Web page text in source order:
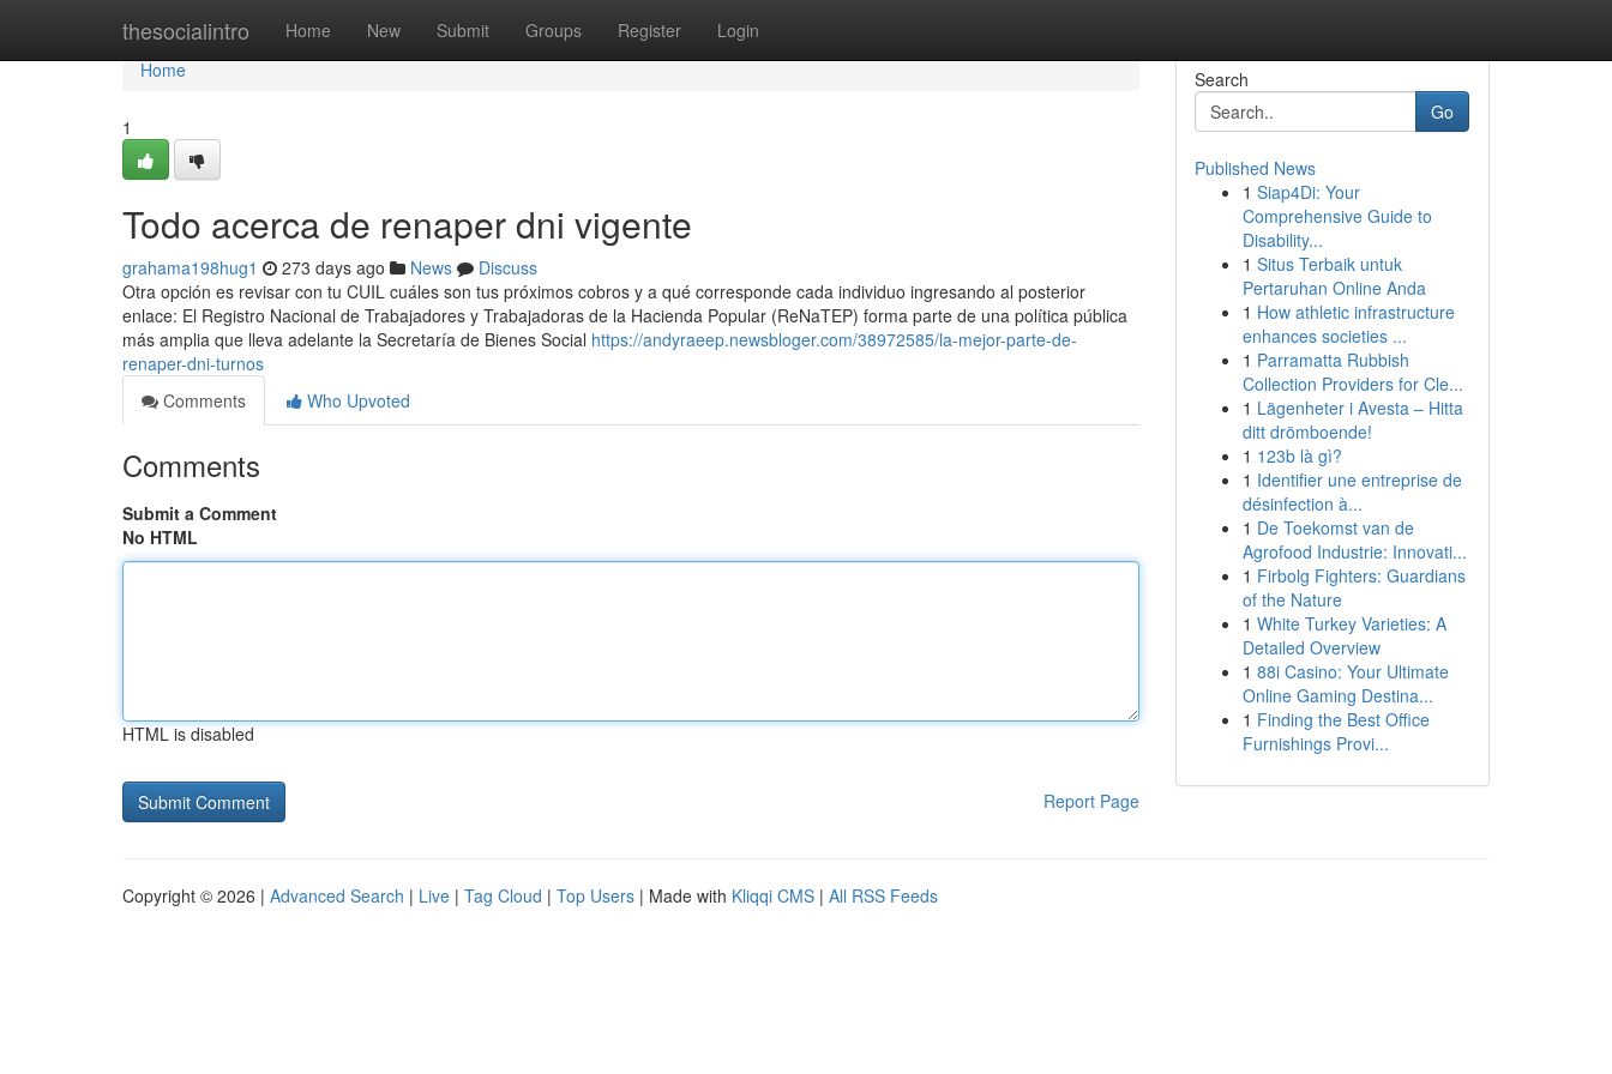
thesocialintro Home New Submit Groups Register Login
Home
Home
1
Todo acerca de renaper dni vigente
grahama198hug1 273 days ago News
Discuss
Otra opción es revisar con tu CUIL cuáles son tus próximos cobros y a qué corresponde cada individuo ingresando al posterior
enlace: El Registro Nacional de Trabajadores y Trabajadoras de la Hacienda Popular (ReNaTEP) forma parte de una política pública
más amplia que lleva adelante la Secretaría de Bienes Social https://andyraeep.newsbloger.com/38972585/la-mejor-parte-de-
renaper-dni-turnos
Comments
Who Upvoted
Comments
Submit a Comment
No HTML
HTML is disabled
Report Page
Search
Go
Published News
1 Siap4Di: Your
Comprehensive Guide to
Disability...
1 Situs Terbaik untuk
Pertaruhan Online Anda
1 How athletic infrastructure
enhances societies ...
1 Parramatta Rubbish
Collection Providers for Cle...
1 Lägenheter i Avesta – Hitta
ditt drömboende!
1 123b là gì?
1 Identifier une entreprise de
désinfection à...
1 De Toekomst van de
Agrofood Industrie: Innovati...
1 Firbolg Fighters: Guardians
of the Nature
1 White Turkey Varieties: A
Detailed Overview
1 88i Casino: Your Ultimate
Online Gaming Destina...
1 Finding the Best Office
Furnishings Provi...
Copyright © 2026 | Advanced Search | Live | Tag Cloud | Top Users | Made with Kliqqi CMS | All RSS Feeds